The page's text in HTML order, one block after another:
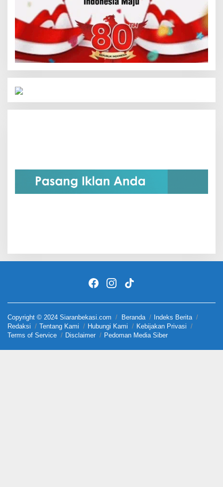
Copyright © 2024 Siaranbekasi.com Beranda
Indeks Berita
Redaksi
Tentang Kami Hubungi Kami
Kebijakan Privasi
Terms of Service
Disclaimer Pedoman Media Siber